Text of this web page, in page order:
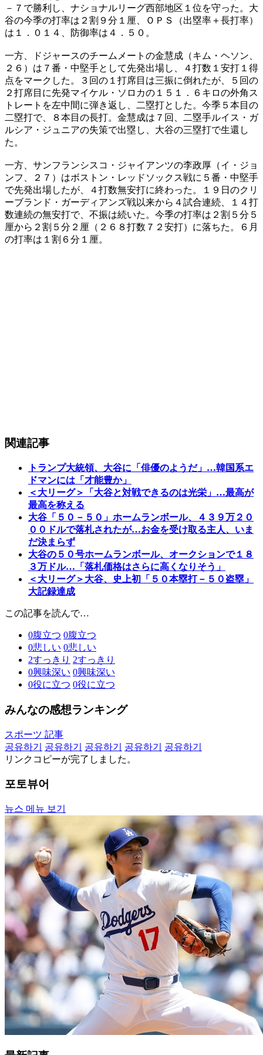
－７で勝利し、ナショナルリーグ西部地区１位を守った。大
谷の今季の打率は２割９分１厘、ＯＰＳ（出塁率＋長打率）
は１．０１４、防御率は４．５０。
一方、ドジャースのチームメートの金慧成（キム・ヘソン、
２６）は７番・中堅手として先発出場し、４打数１安打１得
点をマークした。３回の１打席目は三振に倒れたが、５回の
２打席目に先発マイケル・ソロカの１５１．６キロの外角ス
トレートを左中間に弾き返し、二塁打とした。今季５本目の
二塁打で、８本目の長打。金慧成は７回、二塁手ルイス・ガ
ルシア・ジュニアの失策で出塁し、大谷の三塁打で生還し
た。
一方、サンフランシスコ・ジャイアンツの李政厚（イ・ジョ
ンフ、２７）はボストン・レッドソックス戦に５番・中堅手
で先発出場したが、４打数無安打に終わった。１９日のクリ
ーブランド・ガーディアンズ戦以来から４試合連続、１４打
数連続の無安打で、不振は続いた。今季の打率は２割５分５
厘から２割５分２厘（２６８打数７２安打）に落ちた。６月
の打率は１割６分１厘。
関連記事
トランプ大統領、大谷に「俳優のようだ」…韓国系エ
ドマンには「才能豊か」
＜大リーグ＞「大谷と対戦できるのは光栄」…最高が
最高を称える
大谷「５０－５０」ホームランボール、４３９万２０
００ドルで落札されたが…お金を受け取る主人、いま
だ決まらず
大谷の５０号ホームランボール、オークションで１８
３万ドル…「落札価格はさらに高くなりそう」
＜大リーグ＞大谷、史上初「５０本塁打－５０盗塁」
大記録達成
この記事を読んで…
0腹立つ 0腹立つ
0悲しい 0悲しい
2すっきり 2すっきり
0興味深い 0興味深い
0役に立つ 0役に立つ
みんなの感想ランキング
スポーツ 記事
공유하기
공유하기 공유하기 공유하기
공유하기
リンクコピーが完了しました。
포토뷰어
뉴스 메뉴 보기